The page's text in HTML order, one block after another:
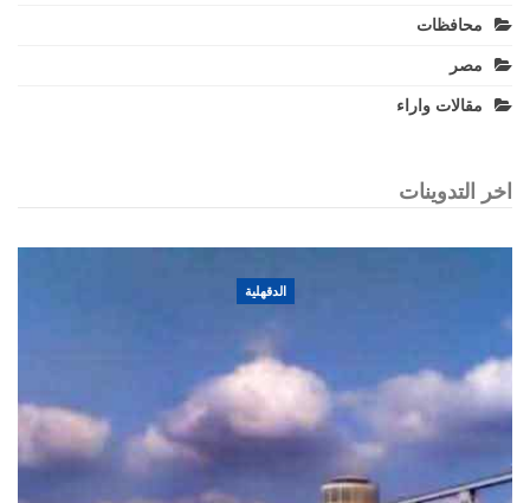
محافظات
مصر
مقالات واراء
اخر التدوينات
الدقهلية